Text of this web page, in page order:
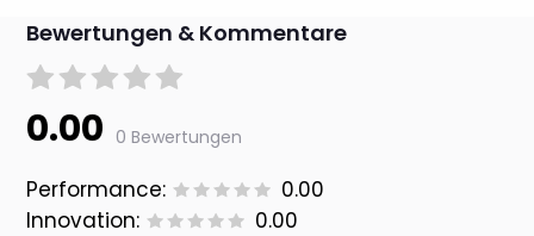
Bewertungen & Kommentare
0.00 0 Bewertungen
Performance:
0.00
Innovation:
0.00